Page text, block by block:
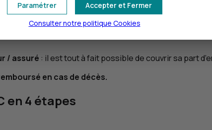
quotités d’assurance différentes pour chacun
/ assuré : il est tout à fait possible de couvrir sa part
en cas de décès.
en 4 étapes
Accepter et Fermer
Paramétrer
Consulter notre politique Cookies